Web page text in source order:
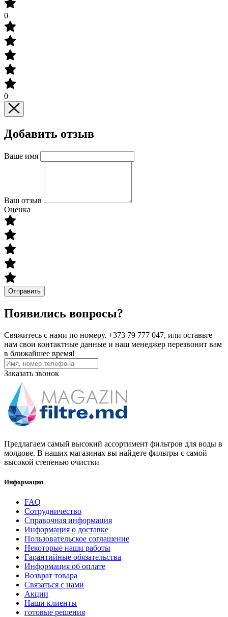
0
0
Добавить отзыв
Ваше имя
Ваш отзыв
Оценка
Отправить
Появились вопросы?
Свяжитесь с нами по номеру. +373 79 777 047, или оставьте
нам свои контактные данные и наш менеджер перезвонит вам
в ближайшее время!
Заказать звонок
Предлагаем самый высокий ассортимент фильтров для воды в
молдове. В наших магазинах вы найдете фильтры с самой
высокой степенью очистки
Информация
FAQ
Сотрудничество
Справочная информация
Информация о доставке
Пользовательское соглашение
Некоторые наши работы
Гарантийные обязательства
Информация об оплате
Возврат товара
Связаться с нами
Акции
Наши клиенты
готовые решения